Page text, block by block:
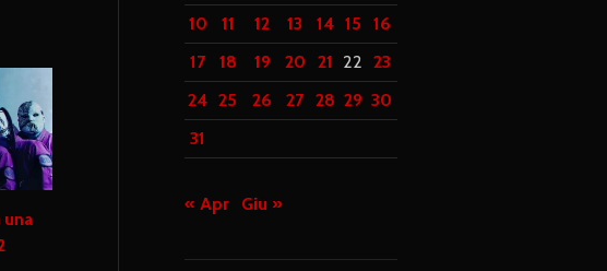
10
11 12 13 14 15
16
17
18 19 20 21 22 23
24 25 26 27 28 29 30
31
« Apr Giu »